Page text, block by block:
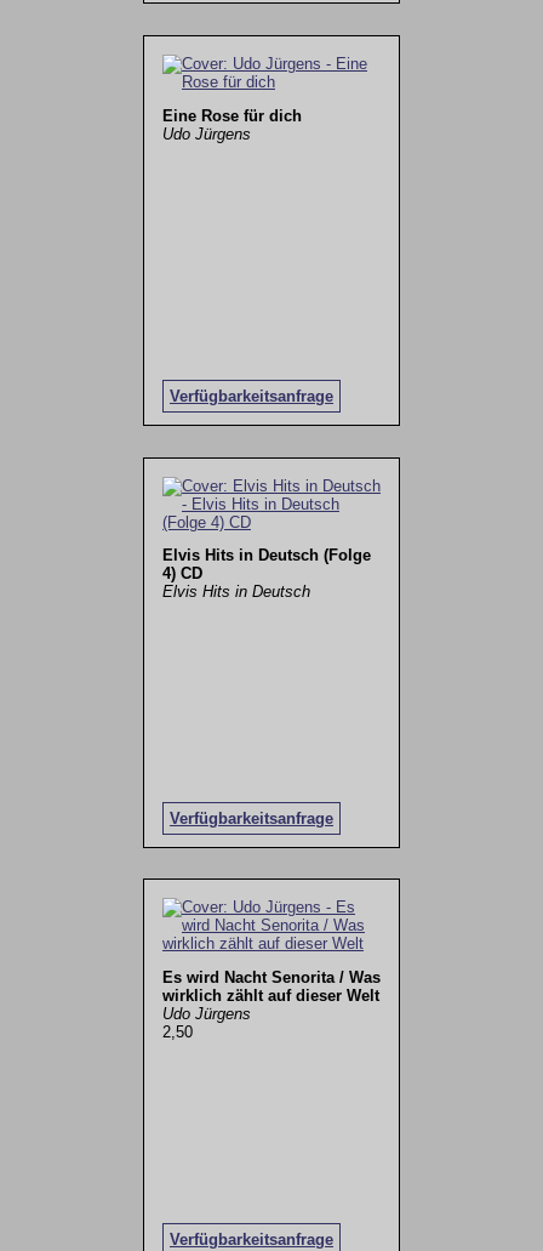
Eine Rose für dich
Udo Jürgens
Verfügbarkeitsanfrage
Elvis Hits in Deutsch (Folge
4) CD
Elvis Hits in Deutsch
Verfügbarkeitsanfrage
Es wird Nacht Senorita / Was
wirklich zählt auf dieser Welt
Udo Jürgens
2,50
Verfügbarkeitsanfrage